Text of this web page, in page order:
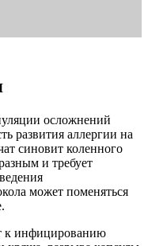
осложнений
развития аллергии на
синовит коленного
и требует
может поменяться
к инфицированию